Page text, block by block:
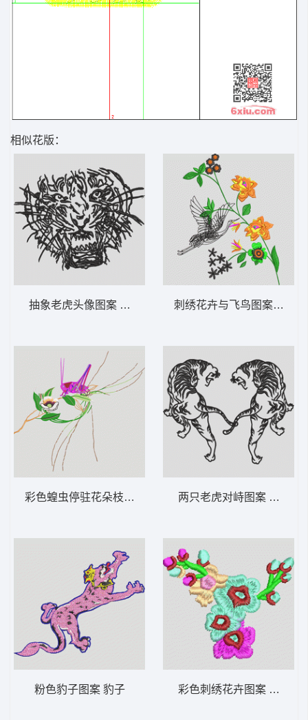
相似花版：
抽象老虎头像图案 虎头
彩色蝗虫停驻花朵枝头 靓花 蝈蝈
粉色豹子图案 豹子
刺绣花卉与飞鸟图案 鹤
两只老虎对峙图案 老虎
彩色刺绣花卉图案 简单花